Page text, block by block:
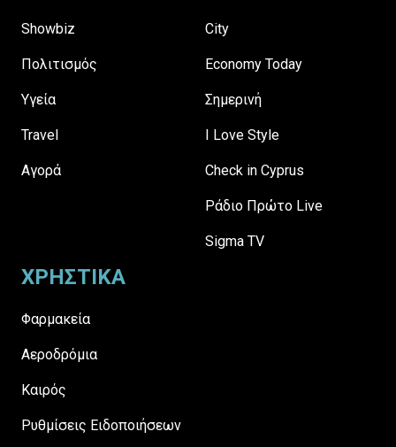
Showbiz
Πολιτισμός
Υγεία
Travel
Αγορά
City
Economy Today
Σημερινή
I Love Style
Check in Cyprus
Ράδιο Πρώτο Live
Sigma TV
ΧΡΗΣΤΙΚΑ
Φαρμακεία
Αεροδρόμια
Καιρός
Ρυθμίσεις Ειδοποιήσεων